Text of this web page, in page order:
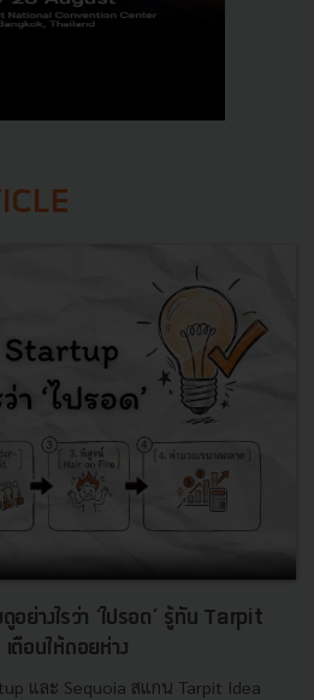
อย่างไรว่า ‘ไปรอด’ รู้ทัน Tarpit
ตือนให้ถอยห่าง
และ Sequoia สแกน Tarpit Idea